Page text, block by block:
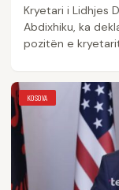
Kryetari i Lidhjes
Abdixhiku, ka
pozitën e
KOSOVA